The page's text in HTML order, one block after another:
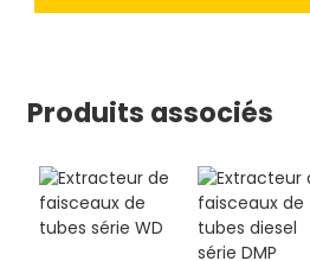
Produits associés